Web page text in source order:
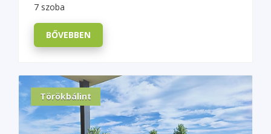
7 szoba
BŐVEBBEN
Törökbálint